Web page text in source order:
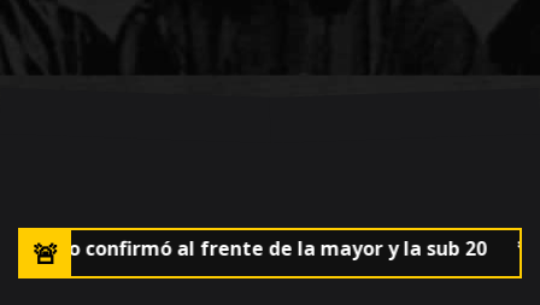
lo confirmó al frente de la mayor y la sub 20 🚨El